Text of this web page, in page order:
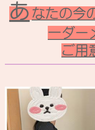
あ なたの今
ーダ－
ご用